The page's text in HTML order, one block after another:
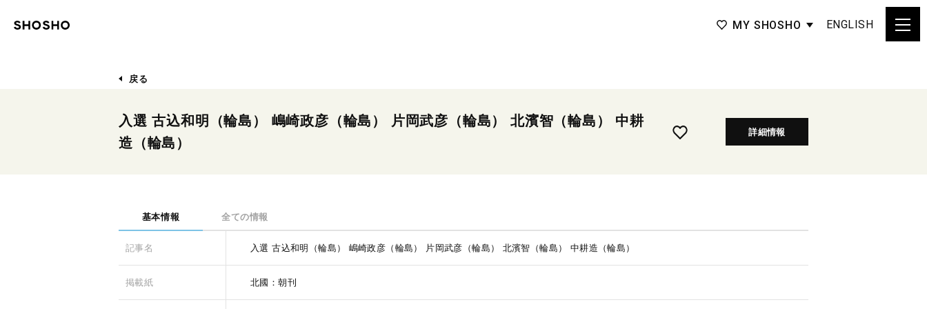
MY SHOSHO ENGLISH
戻る
入選 古込和明（輪島） 嶋崎政彦（輪島） 片岡武彦（輪島） 北濱智（輪島） 中耕
造（輪島）
詳細情報
基本情報 全ての情報
記事名 入選 古込和明（輪島） 嶋崎政彦（輪島） 片岡武彦（輪島） 北濱智（輪島） 中耕造（輪島）
掲載紙 北國：朝刊